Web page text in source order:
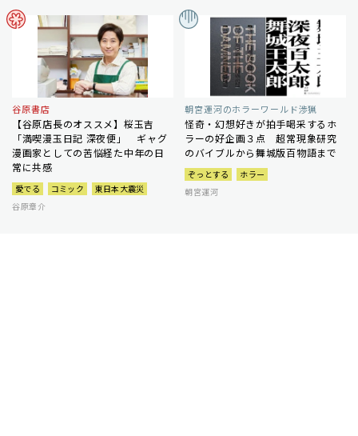
谷原書店
【谷原店長のオススメ】桜玉吉
「満喫漫玉日記 深夜便」 ギャグ
漫画家としての苦悩経た中年の日
常に共感
愛でる コミック
東日本大震災
谷原章介
朝宮運河のホラーワールド渉猟
怪奇・幻想好きが拍手喝采するホ
ラーの好企画３点 超常現象研究
のバイブルから舞城版百物語まで
ぞっとする
ホラー
朝宮運河